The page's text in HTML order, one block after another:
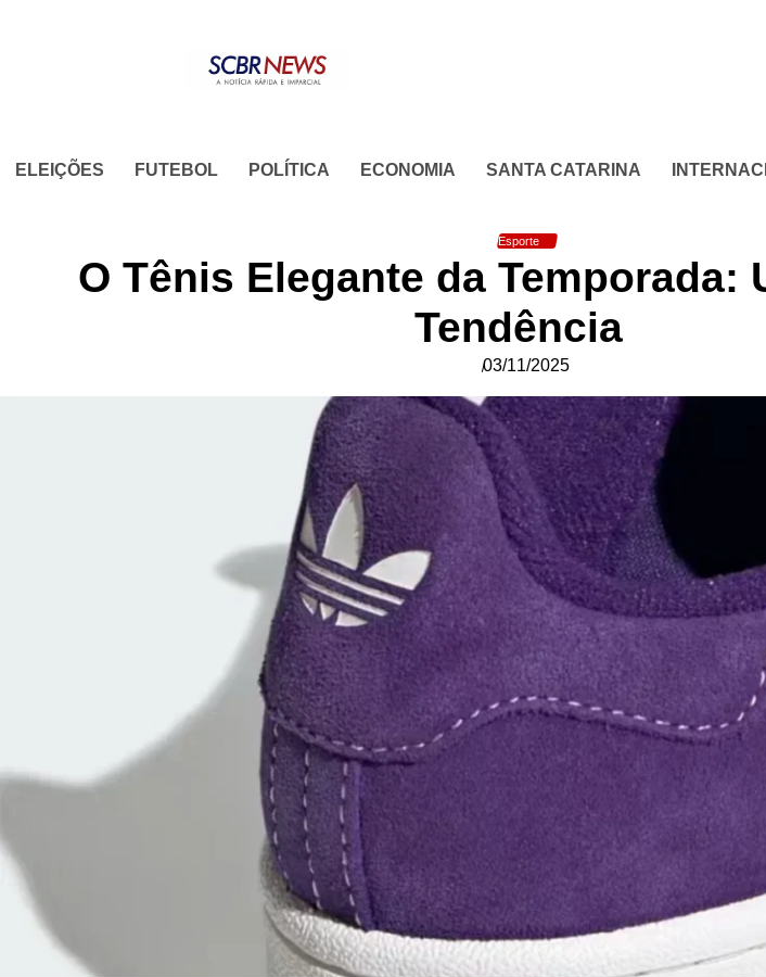
ELEIÇÕES FUTEBOL POLÍTICA ECONOMIA SANTA CATARINA
Esporte
O Tênis Elegante da Temporada:
Tendência
03/11/2025